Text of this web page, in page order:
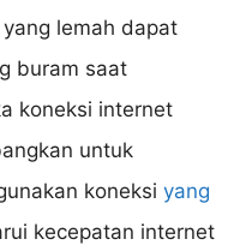
lemah dapat
buram saat
koneksi internet
untuk
koneksi yang
kecepatan internet